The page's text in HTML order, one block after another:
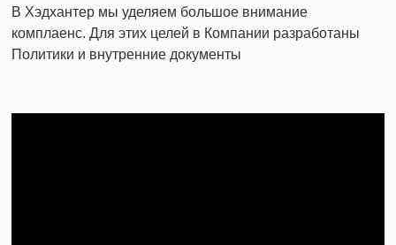
В Хэдхантер мы уделяем большое внимание
комплаенс. Для этих целей в Компании разработаны
Политики и внутренние документы